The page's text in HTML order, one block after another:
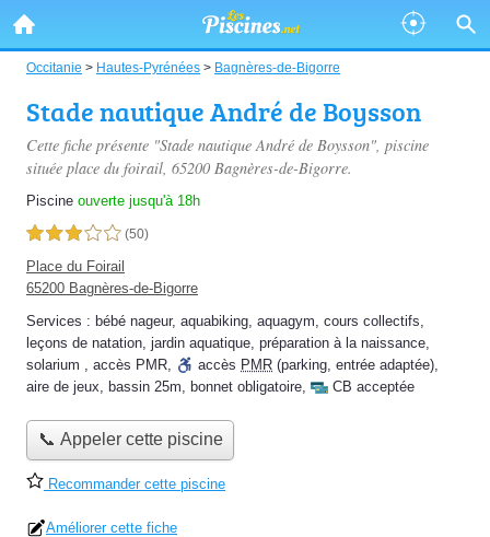
Occitanie > Hautes-Pyrénées > Bagnères-de-Bigorre
Stade nautique André de Boysson
Cette fiche présente "Stade nautique André de Boysson", piscine
située place du foirail, 65200 Bagnères-de-Bigorre.
Piscine ouverte jusqu'à 18h
3,0 étoiles sur 5 (50)
Place du Foirail
65200 Bagnères-de-Bigorre
Services : bébé nageur, aquabiking, aquagym, cours collectifs,
leçons de natation, jardin aquatique, préparation à la naissance,
solarium , accès PMR, accès PMR (parking, entrée adaptée),
aire de jeux, bassin 25m, bonnet obligatoire, CB acceptée
📞 Appeler cette piscine
Recommander cette piscine
Améliorer cette fiche